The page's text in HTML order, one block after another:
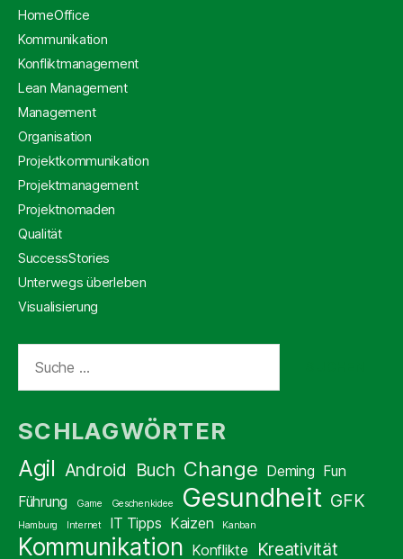
HomeOffice
Kommunikation
Konfliktmanagement
Lean Management
Management
Organisation
Projektkommunikation
Projektmanagement
Projektnomaden
Qualität
SuccessStories
Unterwegs überleben
Visualisierung
nach:
SCHLAGWÖRTER
Agil Android Buch Change Deming Fun
Führung
Game Geschenkidee Gesundheit GFK
Hamburg Internet IT Tipps Kaizen Kanban
Kommunikation Konflikte Kreativität